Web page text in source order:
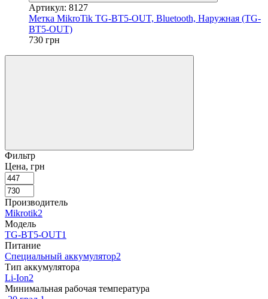
Артикул: 8127
Метка MikroTik TG-BT5-OUT, Bluetooth, Наружная (TG-
BT5-OUT)
730 грн
Фильтр
Цена, грн
Производитель
Mikrotik2
Модель
TG-BT5-OUT1
Питание
Специальный аккумулятор2
Тип аккумулятора
Li-Ion2
Минимальная рабочая температура